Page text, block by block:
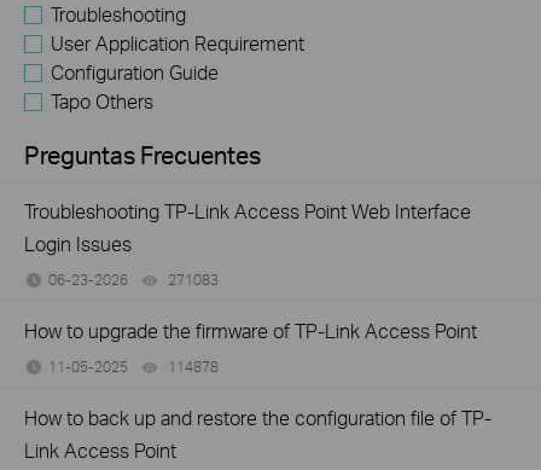
Troubleshooting
User Application Requirement
Configuration Guide
Tapo Others
Preguntas Frecuentes
Troubleshooting TP-Link Access Point Web Interface
Login Issues
06-23-2026 271083
How to upgrade the firmware of TP-Link Access Point
11-05-2025 114878
How to back up and restore the configuration file of TP-
Link Access Point